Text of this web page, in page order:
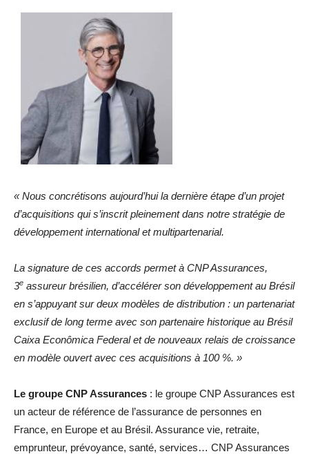
« Nous concrétisons aujourd’hui la dernière étape d’un projet
d’acquisitions qui s’inscrit pleinement dans notre stratégie de
développement international et multipartenarial.
La signature de ces accords permet à CNP Assurances,
3e assureur brésilien, d’accélérer son développement au Brésil
en s’appuyant sur deux modèles de distribution : un partenariat
exclusif de long terme avec son partenaire historique au Brésil
Caixa Econômica Federal et de nouveaux relais de croissance
en modèle ouvert avec ces acquisitions à 100 %. »
Le groupe CNP Assurances : le groupe CNP Assurances est
un acteur de référence de l’assurance de personnes en
France, en Europe et au Brésil. Assurance vie, retraite,
emprunteur, prévoyance, santé, services… CNP Assurances